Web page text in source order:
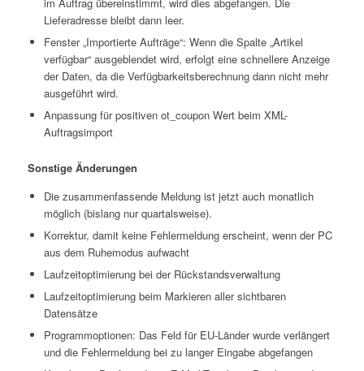
Lieferadresse bleibt dann leer.
Fenster „Importierte Aufträge“: Wenn die Spalte „Artikel
verfügbar“ ausgeblendet wird, erfolgt eine schnellere Anzeige
der Daten, da die Verfügbarkeitsberechnung dann nicht mehr
ausgeführt wird.
Anpassung für positiven ot_coupon Wert beim XML-
Auftragsimport
Sonstige Änderungen
Die zusammenfassende Meldung ist jetzt auch monatlich
möglich (bislang nur quartalsweise).
Korrektur, damit keine Fehlermeldung erscheint, wenn der PC
aus dem Ruhemodus aufwacht
Laufzeitoptimierung bei der Rückstandsverwaltung
Laufzeitoptimierung beim Markieren aller sichtbaren
Datensätze
Programmoptionen: Das Feld für EU-Länder wurde verlängert
und die Fehlermeldung bei zu langer Eingabe abgefangen